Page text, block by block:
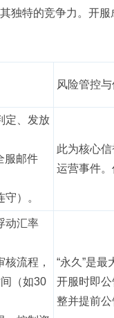
独特的竞争力。开
风险管控
定、发放
服邮件
）。
此为核心
运营事件。
动汇率
流程，
（如30
“永久”是
开服时即
整并提前公